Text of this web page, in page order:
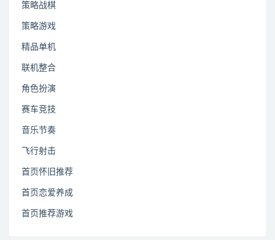
策略战棋
策略游戏
精品单机
联机整合
角色扮演
赛车竞技
音乐节奏
飞行射击
首页怀旧推荐
首页恋爱养成
首页推荐游戏